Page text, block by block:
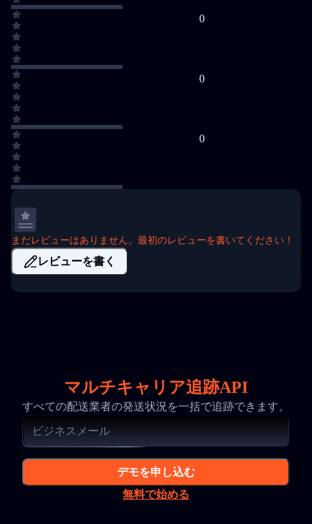
0
0
0
まだレビューはありません。最初のレビューを書いてください！
レビューを書く
マルチキャリア追跡API
すべての配送業者の発送状況を一括で追跡できます。
デモを申し込む
無料で始める